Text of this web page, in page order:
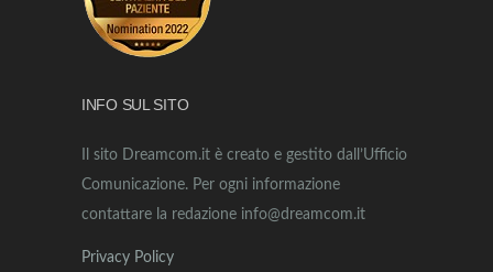
INFO SUL SITO
Il sito Dreamcom.it è creato e gestito dall’Ufficio
Comunicazione. Per ogni informazione
contattare la redazione info@dreamcom.it
Privacy Policy